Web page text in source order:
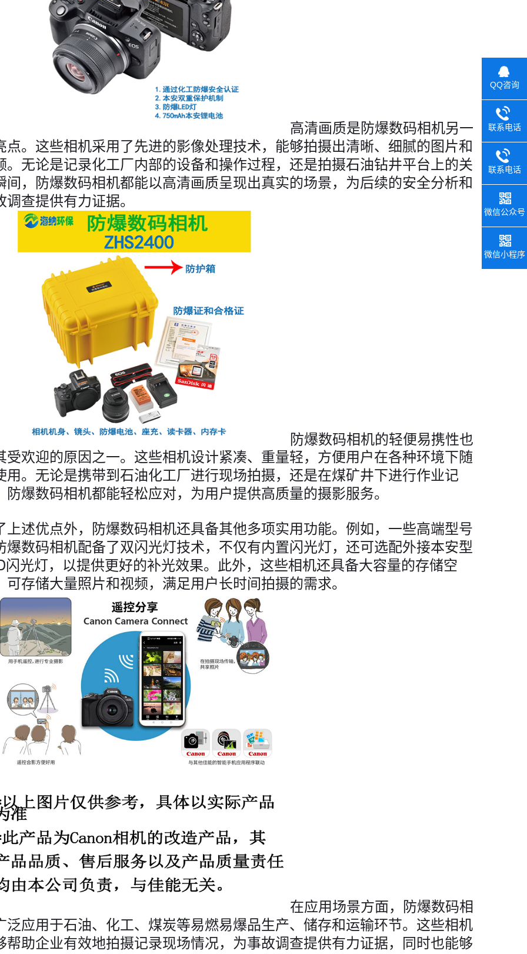
高清画质是防爆数码相机另一
点。这些相机采用了先进的影像处理技术，能够拍摄出清晰、细腻的图片和
。无论是记录化工厂内部的设备和操作过程，还是拍摄石油钻井平台上的关
间，防爆数码相机都能以高清画质呈现出真实的场景，为后续的安全分析和
调查提供有力证据。
防爆数码相机的轻便易携性也
受欢迎的原因之一。这些相机设计紧凑、重量轻，方便用户在各种环境下随
用。无论是携带到石油化工厂进行现场拍摄，还是在煤矿井下进行作业记
防爆数码相机都能轻松应对，为用户提供高质量的摄影服务。
上述优点外，防爆数码相机还具备其他多项实用功能。例如，一些高端型号
爆数码相机配备了双闪光灯技术，不仅有内置闪光灯，还可选配外接本安型
闪光灯，以提供更好的补光效果。此外，这些相机还具备大容量的存储空
可存储大量照片和视频，满足用户长时间拍摄的需求。
在应用场景方面，防爆数码相
泛应用于石油、化工、煤炭等易燃易爆品生产、储存和运输环节。这些相机
帮助企业有效地拍摄记录现场情况，为事故调查提供有力证据，同时也能够
QQ咨询
联系电话
联系电话
微信公众号
微信小程序